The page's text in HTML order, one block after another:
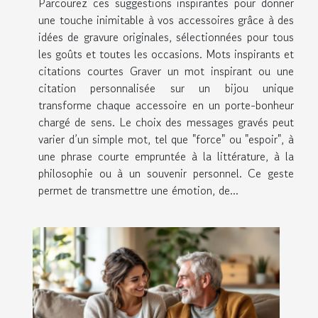
une touche inimitable à vos accessoires grâce à des
idées de gravure originales, sélectionnées pour tous
les goûts et toutes les occasions. Mots inspirants et
citations courtes Graver un mot inspirant ou une
citation personnalisée sur un bijou unique
transforme chaque accessoire en un porte-bonheur
chargé de sens. Le choix des messages gravés peut
varier d’un simple mot, tel que "force" ou "espoir", à
une phrase courte empruntée à la littérature, à la
philosophie ou à un souvenir personnel. Ce geste
permet de transmettre une émotion, de...